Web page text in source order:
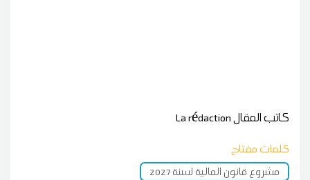
كاتب المقالLa rédaction
كلمات مفتاح
مشروع قانون المالية لسنة 2027